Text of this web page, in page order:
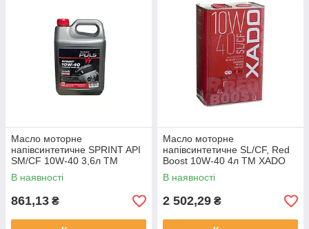
Масло моторне
напівсинтетичне SPRINT API
SМ/CF 10W-40 3,6л ТМ
TURBO PULS Solmir
В наявності
861,13 ₴
Масло моторне
напівсинтетичне SL/CF, Red
Boost 10W-40 4л ТМ XADO
Solmir
В наявності
2 502,29 ₴